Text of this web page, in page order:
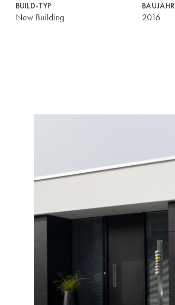
BUILD-TYP
New Building
BAUJAHR
2016